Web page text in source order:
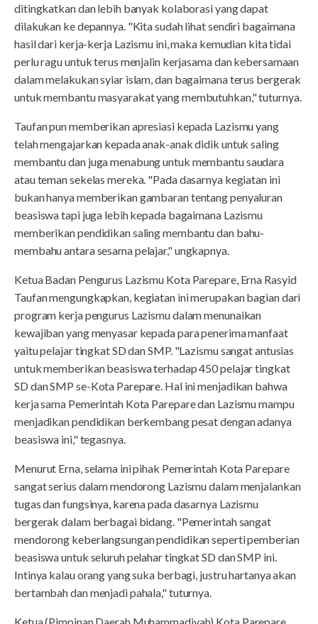
ditingkatkan dan lebih banyak kolaborasi yang dapat
dilakukan ke depannya. "Kita sudah lihat sendiri bagaimana
hasil dari kerja-kerja Lazismu ini, maka kemudian kita tidai
perlu ragu untuk terus menjalin kerjasama dan kebersamaan
dalam melakukan syiar islam, dan bagaimana terus bergerak
untuk membantu masyarakat yang membutuhkan," tuturnya.
Taufan pun memberikan apresiasi kepada Lazismu yang
telah mengajarkan kepada anak-anak didik untuk saling
membantu dan juga menabung untuk membantu saudara
atau teman sekelas mereka. "Pada dasarnya kegiatan ini
bukan hanya memberikan gambaran tentang penyaluran
beasiswa tapi juga lebih kepada bagaimana Lazismu
memberikan pendidikan saling membantu dan bahu-
membahu antara sesama pelajar," ungkapnya.
Ketua Badan Pengurus Lazismu Kota Parepare, Erna Rasyid
Taufan mengungkapkan, kegiatan ini merupakan bagian dari
program kerja pengurus Lazismu dalam menunaikan
kewajiban yang menyasar kepada para penerima manfaat
yaitu pelajar tingkat SD dan SMP. "Lazismu sangat antusias
untuk memberikan beasiswa terhadap 450 pelajar tingkat
SD dan SMP se-Kota Parepare. Hal ini menjadikan bahwa
kerja sama Pemerintah Kota Parepare dan Lazismu mampu
menjadikan pendidikan berkembang pesat dengan adanya
beasiswa ini," tegasnya.
Menurut Erna, selama ini pihak Pemerintah Kota Parepare
sangat serius dalam mendorong Lazismu dalam menjalankan
tugas dan fungsinya, karena pada dasarnya Lazismu
bergerak dalam berbagai bidang. "Pemerintah sangat
mendorong keberlangsungan pendidikan seperti pemberian
beasiswa untuk seluruh pelahar tingkat SD dan SMP ini.
Intinya kalau orang yang suka berbagi, justru hartanya akan
bertambah dan menjadi pahala," tuturnya.